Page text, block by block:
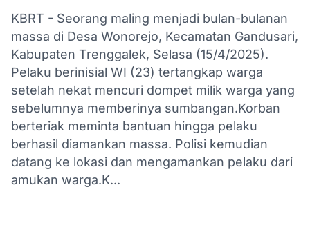
KBRT - Seorang maling menjadi bulan-bulanan
massa di Desa Wonorejo, Kecamatan Gandusari,
Kabupaten Trenggalek, Selasa (15/4/2025).
Pelaku berinisial WI (23) tertangkap warga
setelah nekat mencuri dompet milik warga yang
sebelumnya memberinya sumbangan.Korban
berteriak meminta bantuan hingga pelaku
berhasil diamankan massa. Polisi kemudian
datang ke lokasi dan mengamankan pelaku dari
amukan warga.K...